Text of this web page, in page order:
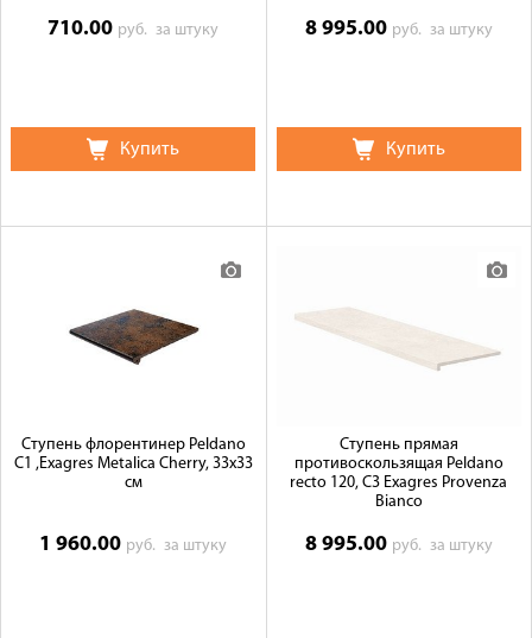
710.00 руб.за штуку
Купить
8 995.00 руб. за штуку
Купить
Ступень флорентинер Peldano
C1 ,Exagres Metalica Cherry, 33x33
см
1 960.00 руб.за штуку
Ступень прямая
противоскользящая Peldano
recto 120, C3 Exagres Provenza
Bianco
8 995.00 руб. за штуку